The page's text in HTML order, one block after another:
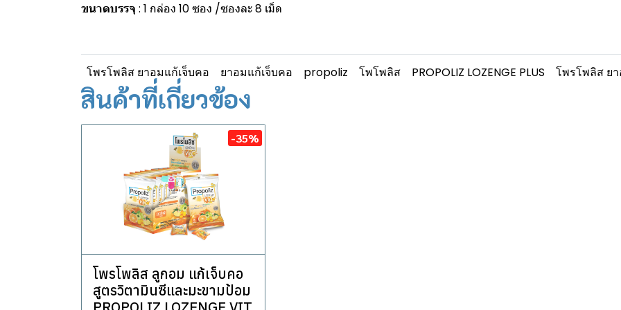
ขนาดบรรจุ : 1 กล่อง 10 ซอง /ซองละ 8 เม็ด
โพรโพลิส ยาอมแก้เจ็บคอ ยาอมแก้เจ็บคอ propoliz โพโพลิส PROPOLIZ LOZENGE PLUS โพรโพลิส ย
สินค้าที่เกี่ยวข้อง
-35%
โพรโพลิส ลูกอม แก้เจ็บคอ
สูตรวิตามินซีและมะขามป้อม